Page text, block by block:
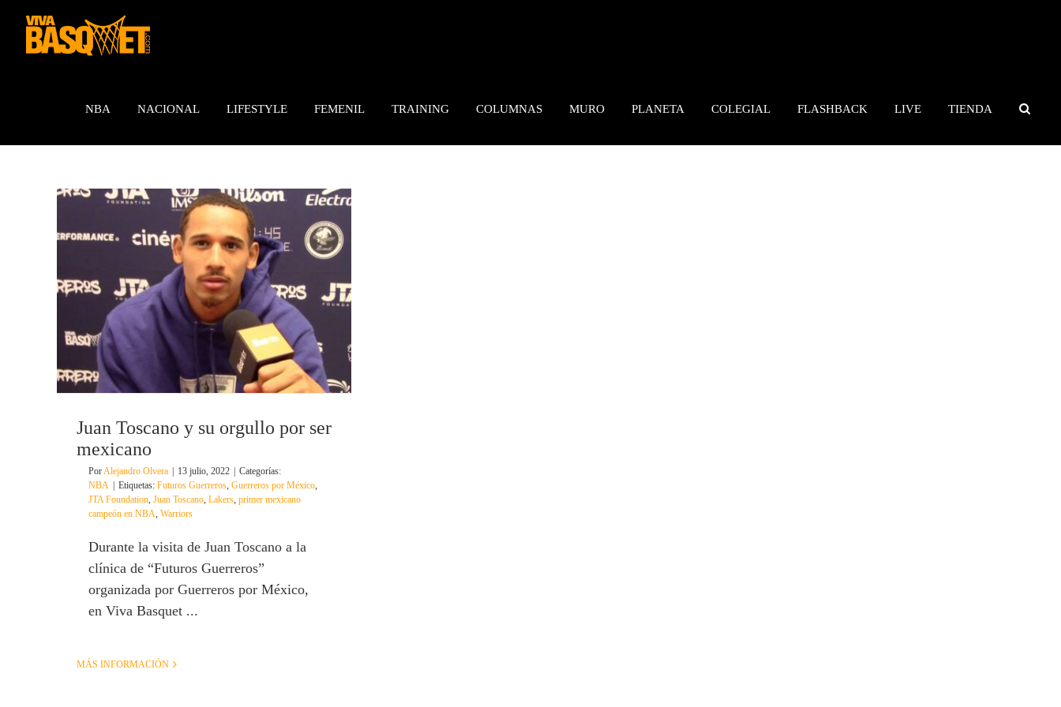
contenido
NBA NACIONAL LIFESTYLE FEMENIL TRAINING COLUMNAS MURO PLANETA COLEGIAL FLASHBACK LIVE TIENDA
Juan Toscano y su orgullo por ser
mexicano
PorAlejandro Olvera 13 julio, 2022
Categorías:
NBA
Etiquetas: Futuros Guerreros, Guerreros por México,
JTA Foundation, Juan Toscano, Lakers, primer mexicano
campeón en NBA, Warriors
Durante la visita de Juan Toscano a la
clínica de “Futuros Guerreros”
organizada por Guerreros por México,
en Viva Basquet ...
MÁS INFORMACIÓN